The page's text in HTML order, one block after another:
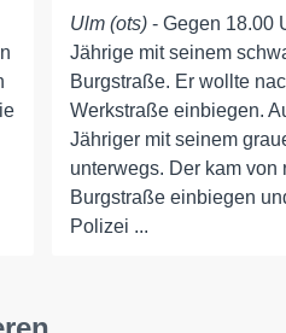
Ulm (ots)- Gegen 18.00
Jährige mit seinem
Burgstraße. Er wollte
Werkstraße einbiegen.
Jähriger mit seinem
unterwegs. Der kam von
Burgstraße einbiegen
Polizei ...